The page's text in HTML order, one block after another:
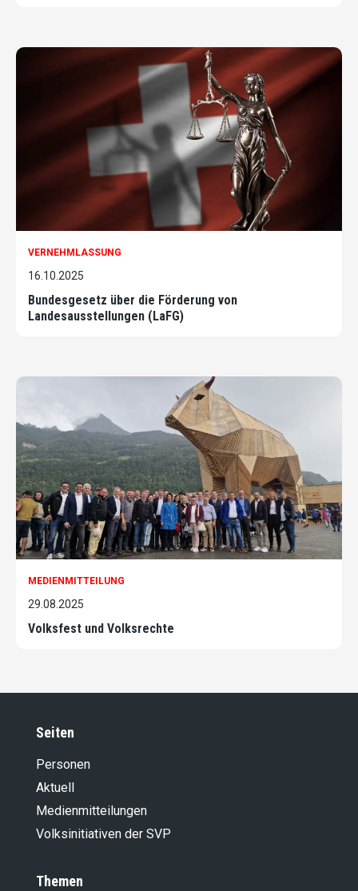
VERNEHMLASSUNG
16.10.2025
Bundesgesetz über die Förderung von
Landesausstellungen (LaFG)
MEDIENMITTEILUNG
29.08.2025
Volksfest und Volksrechte
Seiten
Personen
Aktuell
Medienmitteilungen
Volksinitiativen der SVP
Themen